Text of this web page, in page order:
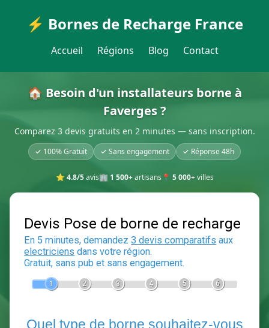
⚡ Bornes de Recharge France
Accueil Régions Blog Contact
🏠 Besoin d'un installateurs borne à
Faverges ?
Comparez 3 devis gratuits en 2 minutes — sans inscription.
✓ 100% Gratuit ✓ Sans engagement ✓ Réponse 48h
⭐ 4.8/5avis🏢 1 500+artisans 📍 5 000+villes
Devis Pose de borne de
En 5 minutes, demandez3 devis comparatifs
Gratuit, sans pub et sans engagement.